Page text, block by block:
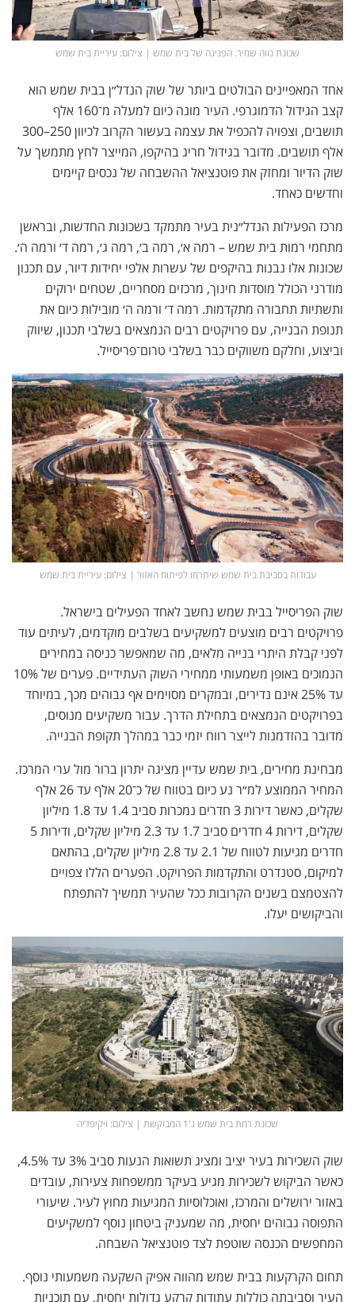
שכונת נווה שמיר. הפנינה של בית שמש | צילום: עיריית בית שמש
אחד המאפיינים הבולטים ביותר של שוק הנדל״ן בבית שמש הוא
קצב הגידול הדמוגרפי. העיר מונה כיום למעלה מ־160 אלף
תושבים, וצפויה להכפיל את עצמה בעשור הקרוב לכיוון 250–300
אלף תושבים. מדובר בגידול חריג בהיקפו, המייצר לחץ מתמשך על
שוק הדיור ומחזק את פוטנציאל ההשבחה של נכסים קיימים
וחדשים כאחד.
מרכז הפעילות הנדל״נית בעיר מתמקד בשכונות החדשות, ובראשן
מתחמי רמות בית שמש – רמה א׳, רמה ב׳, רמה ג׳, רמה ד׳ ורמה ה׳.
שכונות אלו נבנות בהיקפים של עשרות אלפי יחידות דיור, עם תכנון
מודרני הכולל מוסדות חינוך, מרכזים מסחריים, שטחים ירוקים
ותשתיות תחבורה מתקדמות. רמה ד׳ ורמה ה׳ מובילות כיום את
תנופת הבנייה, עם פרויקטים רבים הנמצאים בשלבי תכנון, שיווק
וביצוע, וחלקם משווקים כבר בשלבי טרום־פריסייל.
עבודות בסביבת בית שמש שיתרמו לפיתוח האזור | צילום: עיריית בית שמש
שוק הפריסייל בבית שמש נחשב לאחד הפעילים בישראל.
פרויקטים רבים מוצעים למשקיעים בשלבים מוקדמים, לעיתים עוד
לפני קבלת היתרי בנייה מלאים, מה שמאפשר כניסה במחירים
הנמוכים באופן משמעותי ממחירי השוק העתידיים. פערים של 10%
עד 25% אינם נדירים, ובמקרים מסוימים אף גבוהים מכך, במיוחד
בפרויקטים הנמצאים בתחילת הדרך. עבור משקיעים מנוסים,
מדובר בהזדמנות לייצר רווח יזמי כבר במהלך תקופת הבנייה.
מבחינת מחירים, בית שמש עדיין מציגה יתרון ברור מול ערי המרכז.
המחיר הממוצע למ״ר נע כיום בטווח של כ־20 אלף עד 26 אלף
שקלים, כאשר דירות 3 חדרים נמכרות סביב 1.4 עד 1.8 מיליון
שקלים, דירות 4 חדרים סביב 1.7 עד 2.3 מיליון שקלים, ודירות 5
חדרים מגיעות לטווח של 2.1 עד 2.8 מיליון שקלים, בהתאם
למיקום, סטנדרט והתקדמות הפרויקט. הפערים הללו צפויים
להצטמצם בשנים הקרובות ככל שהעיר תמשיך להתפתח
והביקושים יעלו.
שכונת רמת בית שמש ג'1 המבוקשת | צילום: ויקיפדיה
שוק השכירות בעיר יציב ומציג תשואות הנעות סביב 3% עד 4.5%,
כאשר הביקוש לשכירות מגיע בעיקר ממשפחות צעירות, עובדים
באזור ירושלים והמרכז, ואוכלוסיות המגיעות מחוץ לעיר. שיעורי
התפוסה גבוהים יחסית, מה שמעניק ביטחון נוסף למשקיעים
המחפשים הכנסה שוטפת לצד פוטנציאל השבחה.
תחום הקרקעות בבית שמש מהווה אפיק השקעה משמעותי נוסף.
העיר וסביבתה כוללות עתודות קרקע גדולות יחסית, עם תוכניות